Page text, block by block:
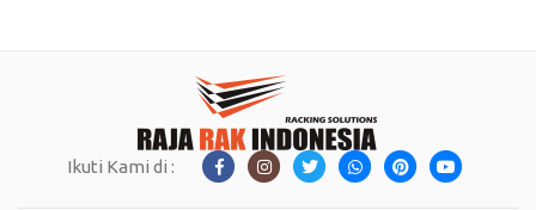
Ikuti Kami di :